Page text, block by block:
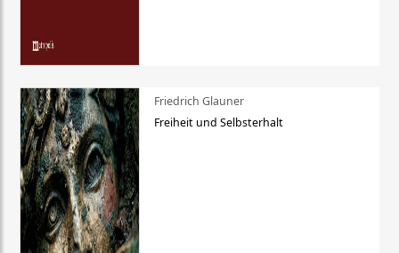
Friedrich Glauner
Freiheit und Selbsterhalt